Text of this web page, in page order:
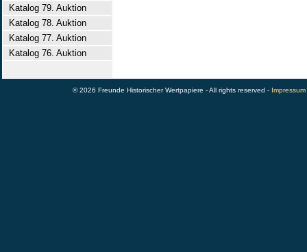
Katalog 79. Auktion
Katalog 78. Auktion
Katalog 77. Auktion
Katalog 76. Auktion
© 2026 Freunde Historischer Wertpapiere - All rights reserved - Impressum